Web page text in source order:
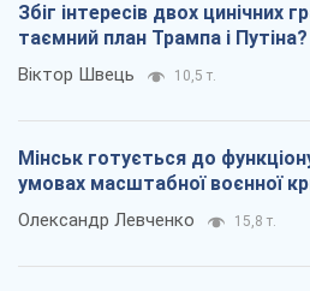
Збіг інтересів двох цинічних
таємний план Трампа і Путіна?
Віктор Швець 10,5 т.
Мінськ готується до
умовах масштабної воєнної
Олександр Левченко 15,8 т.